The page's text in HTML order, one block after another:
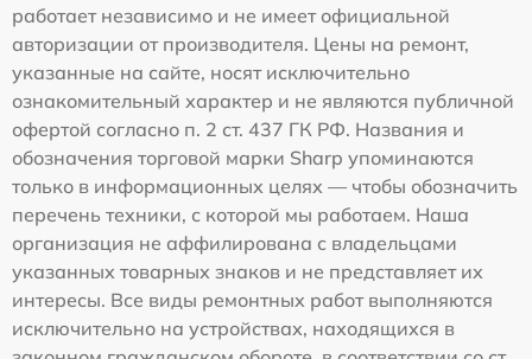
работает независимо и не имеет официальной
авторизации от производителя. Цены на ремонт,
указанные на сайте, носят исключительно
ознакомительный характер и не являются публичной
офертой согласно п. 2 ст. 437 ГК РФ. Названия и
обозначения торговой марки Sharp упоминаются
только в информационных целях — чтобы обозначить
перечень техники, с которой мы работаем. Наша
организация не аффилирована с владельцами
указанных товарных знаков и не представляет их
интересы. Все виды ремонтных работ выполняются
исключительно на устройствах, находящихся в